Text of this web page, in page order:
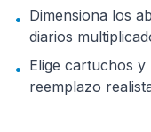
• Dimensiona los
diarios
• Elige cartuchos
reemplazo